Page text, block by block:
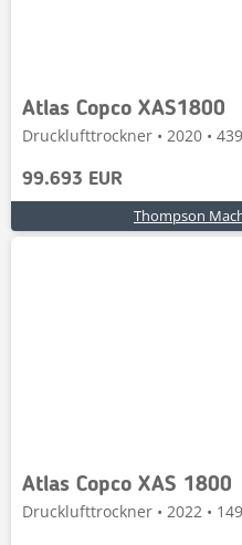
Atlas Copco XAS1800
Drucklufttrockner • 2020 •
99.693 EUR
Thompson
Atlas Copco XAS 1800
Drucklufttrockner • 2022 •